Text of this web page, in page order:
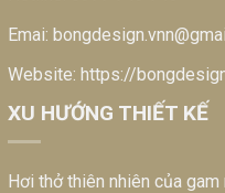
Emai:
Website: https://
XU HƯỚNG THIẾT KẾ
Hơi thở thiên nhiên của